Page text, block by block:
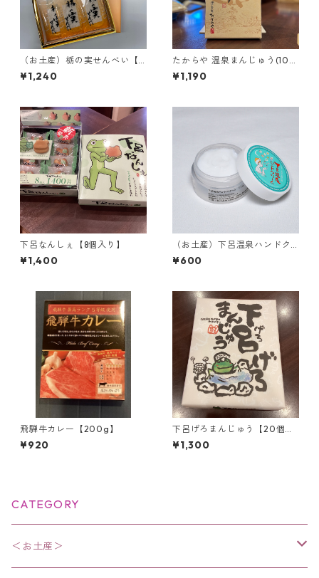
（お土産）栃の実せんべい【18
枚入り】
¥1,240
たからや 温泉まんじゅう(10個
入り)
¥1,190
下呂なんしぇ【8個入り】
¥1,400
（お土産）下呂温泉ハンドク
リーム【15g】＜下呂限定＞
¥600
飛騨牛カレー【200g】
¥920
下呂げろまんじゅう【20個入
り】
¥1,300
CATEGORY
＜お土産＞